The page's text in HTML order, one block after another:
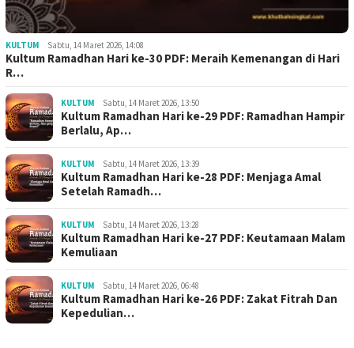
KULTUM Sabtu, 14 Maret 2026, 14:08
Kultum Ramadhan Hari ke-30 PDF: Meraih Kemenangan di Hari
R…
KULTUM Sabtu, 14 Maret 2026, 13:50
Kultum Ramadhan Hari ke-29 PDF: Ramadhan Hampir
Berlalu, Ap…
KULTUM Sabtu, 14 Maret 2026, 13:39
Kultum Ramadhan Hari ke-28 PDF: Menjaga Amal
Setelah Ramadh…
KULTUM Sabtu, 14 Maret 2026, 13:28
Kultum Ramadhan Hari ke-27 PDF: Keutamaan Malam
Kemuliaan
KULTUM Sabtu, 14 Maret 2026, 06:48
Kultum Ramadhan Hari ke-26 PDF: Zakat Fitrah Dan
Kepedulian…